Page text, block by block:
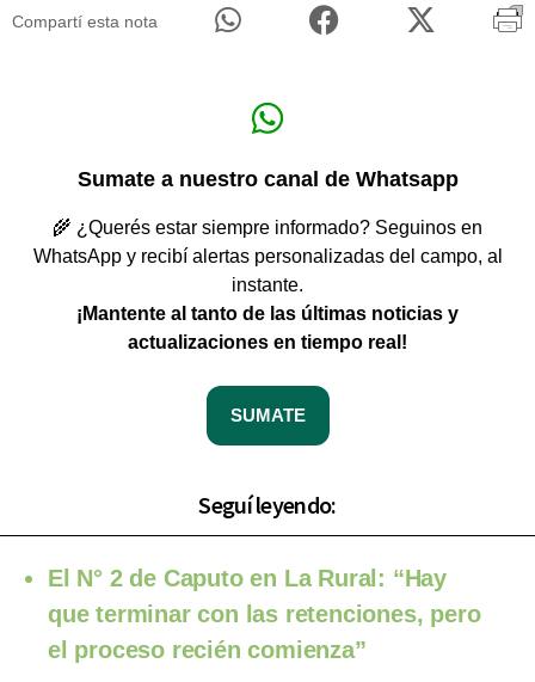
Compartí esta nota
Sumate a nuestro canal de Whatsapp
🌾 ¿Querés estar siempre informado? Seguinos en
WhatsApp y recibí alertas personalizadas del campo, al
instante.
¡Mantente al tanto de las últimas noticias y
actualizaciones en tiempo real!
SUMATE
Seguí leyendo:
El N° 2 de Caputo en La Rural: “Hay
que terminar con las retenciones, pero
el proceso recién comienza”